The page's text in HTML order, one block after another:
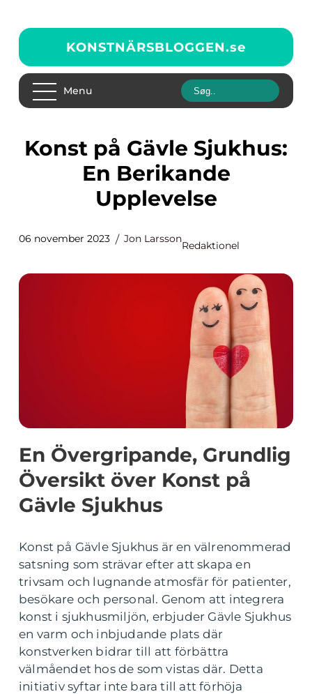
KONSTNÄRSBLOGGEN.se
Menu
Konst på Gävle Sjukhus:
En Berikande
Upplevelse
06 november 2023 Jon Larsson
Redaktionel
En Övergripande, Grundlig
Översikt över Konst på
Gävle Sjukhus
Konst på Gävle Sjukhus är en välrenommerad
satsning som strävar efter att skapa en
trivsam och lugnande atmosfär för patienter,
besökare och personal. Genom att integrera
konst i sjukhusmiljön, erbjuder Gävle Sjukhus
en varm och inbjudande plats där
konstverken bidrar till att förbättra
välmåendet hos de som vistas där. Detta
initiativ syftar inte bara till att förhöja